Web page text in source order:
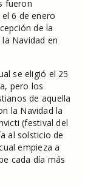
fueron
6 de enero
de la
Navidad en
se eligió el 25
pero los
de aquella
la Navidad la
(festival del
al solsticio de
empieza a
cada día más